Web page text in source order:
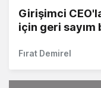
Girişimci
için geri sayım
Fırat Demirel